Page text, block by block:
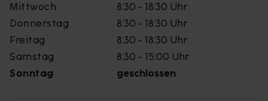
Mittwoch
8:30 - 18:30 Uhr
Donnerstag
8:30 - 18:30 Uhr
Freitag
8:30 - 18:30 Uhr
Samstag
8:30 - 15:00 Uhr
Sonntag
geschlossen